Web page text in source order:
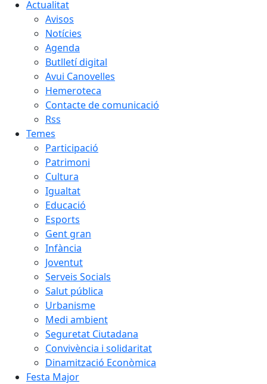
Actualitat
Avisos
Notícies
Agenda
Butlletí digital
Avui Canovelles
Hemeroteca
Contacte de comunicació
Rss
Temes
Participació
Patrimoni
Cultura
Igualtat
Educació
Esports
Gent gran
Infància
Joventut
Serveis Socials
Salut pública
Urbanisme
Medi ambient
Seguretat Ciutadana
Convivència i solidaritat
Dinamització Econòmica
Festa Major